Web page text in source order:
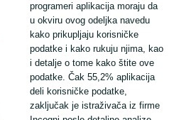
programeri aplikacija moraju da
u okviru ovog odeljka navedu
kako prikupljaju korisničke
podatke i kako rukuju njima, kao
i detalje o tome kako štite ove
podatke. Čak 55,2% aplikacija
deli korisničke podatke,
zaključak je istraživača iz firme